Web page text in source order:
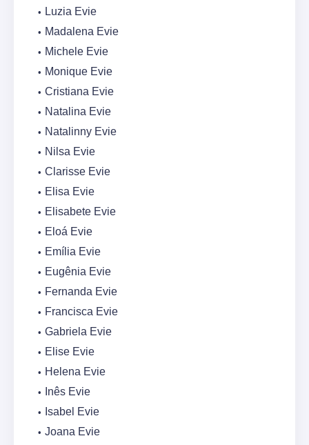
Luzia Evie
Madalena Evie
Michele Evie
Monique Evie
Cristiana Evie
Natalina Evie
Natalinny Evie
Nilsa Evie
Clarisse Evie
Elisa Evie
Elisabete Evie
Eloá Evie
Emília Evie
Eugênia Evie
Fernanda Evie
Francisca Evie
Gabriela Evie
Elise Evie
Helena Evie
Inês Evie
Isabel Evie
Joana Evie